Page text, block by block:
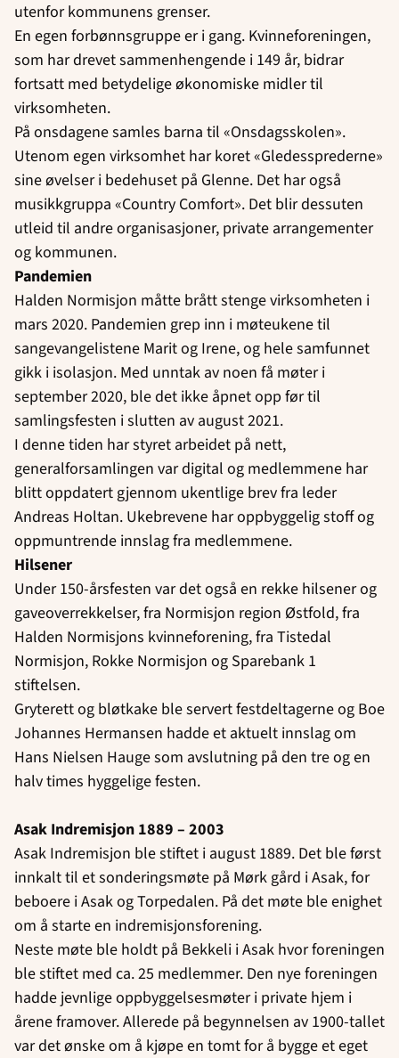
utenfor kommunens grenser.
En egen forbønnsgruppe er i gang. Kvinneforeningen,
som har drevet sammenhengende i 149 år, bidrar
fortsatt med betydelige økonomiske midler til
virksomheten.
På onsdagene samles barna til «Onsdagsskolen».
Utenom egen virksomhet har koret «Gledessprederne»
sine øvelser i bedehuset på Glenne. Det har også
musikkgruppa «Country Comfort». Det blir dessuten
utleid til andre organisasjoner, private arrangementer
og kommunen.
Pandemien
Halden Normisjon måtte brått stenge virksomheten i
mars 2020. Pandemien grep inn i møteukene til
sangevangelistene Marit og Irene, og hele samfunnet
gikk i isolasjon. Med unntak av noen få møter i
september 2020, ble det ikke åpnet opp før til
samlingsfesten i slutten av august 2021.
I denne tiden har styret arbeidet på nett,
generalforsamlingen var digital og medlemmene har
blitt oppdatert gjennom ukentlige brev fra leder
Andreas Holtan. Ukebrevene har oppbyggelig stoff og
oppmuntrende innslag fra medlemmene.
Hilsener
Under 150-årsfesten var det også en rekke hilsener og
gaveoverrekkelser, fra Normisjon region Østfold, fra
Halden Normisjons kvinneforening, fra Tistedal
Normisjon, Rokke Normisjon og Sparebank 1
stiftelsen.
Gryterett og bløtkake ble servert festdeltagerne og Boe
Johannes Hermansen hadde et aktuelt innslag om
Hans Nielsen Hauge som avslutning på den tre og en
halv times hyggelige festen.
Asak Indremisjon 1889 – 2003
Asak Indremisjon ble stiftet i august 1889. Det ble først
innkalt til et sonderingsmøte på Mørk gård i Asak, for
beboere i Asak og Torpedalen. På det møte ble enighet
om å starte en indremisjonsforening.
Neste møte ble holdt på Bekkeli i Asak hvor foreningen
ble stiftet med ca. 25 medlemmer. Den nye foreningen
hadde jevnlige oppbyggelsesmøter i private hjem i
årene framover. Allerede på begynnelsen av 1900-tallet
var det ønske om å kjøpe en tomt for å bygge et eget